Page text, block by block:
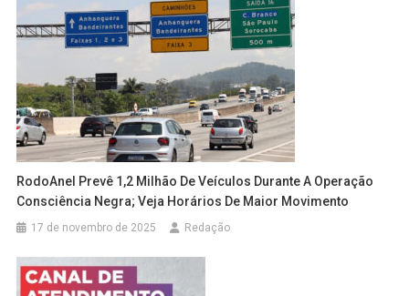
RodoAnel Prevê 1,2 Milhão De Veículos Durante A Operação
Consciência Negra; Veja Horários De Maior Movimento
17 de novembro de 2025 Redação